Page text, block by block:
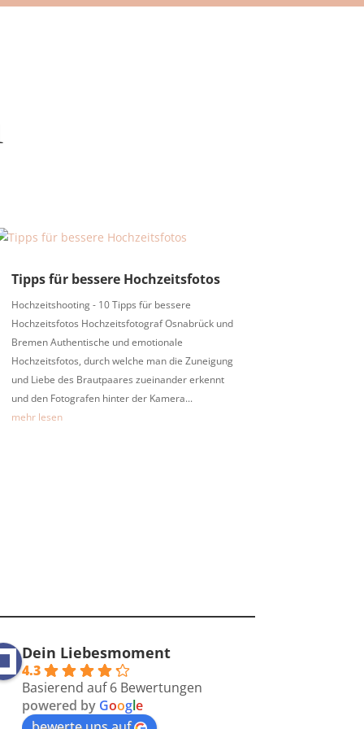
Tipps für bessere Hochzeitsfotos
Hochzeitshooting - 10 Tipps für bessere
Hochzeitsfotos Hochzeitsfotograf Osnabrück und
Bremen Authentische und emotionale
Hochzeitsfotos, durch welche man die Zuneigung
und Liebe des Brautpaares zueinander erkennt
und den Fotografen hinter der Kamera...
mehr lesen
Dein Liebesmoment
4.3
Basierend auf 6 Bewertungen
powered by Google